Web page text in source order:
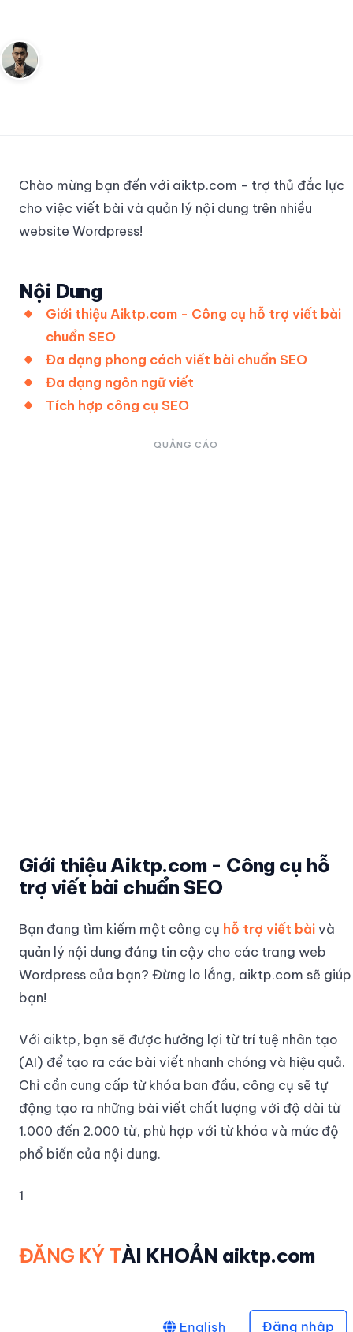
Chào mừng bạn đến với aiktp.com - trợ thủ đắc lực
cho việc viết bài và quản lý nội dung trên nhiều
website Wordpress!
Nội Dung
Giới thiệu Aiktp.com - Công cụ hỗ trợ viết bài
chuẩn SEO
Đa dạng phong cách viết bài chuẩn SEO
Đa dạng ngôn ngữ viết
Tích hợp công cụ SEO
QUẢNG CÁO
Giới thiệu Aiktp.com - Công cụ hỗ
trợ viết bài chuẩn SEO
Bạn đang tìm kiếm một công cụ hỗ trợ viết bàivà
quản lý nội dung đáng tin cậy cho các trang web
Wordpress của bạn? Đừng lo lắng, aiktp.com sẽ giúp
bạn!
Với aiktp, bạn sẽ được hưởng lợi từ trí tuệ nhân tạo
(AI) để tạo ra các bài viết nhanh chóng và hiệu quả.
Chỉ cần cung cấp từ khóa ban đầu, công cụ sẽ tự
động tạo ra những bài viết chất lượng với độ dài từ
1.000 đến 2.000 từ, phù hợp với từ khóa và mức độ
phổ biến của nội dung.
1
ĐĂNG KÝ TÀI KHOẢN aiktp.com